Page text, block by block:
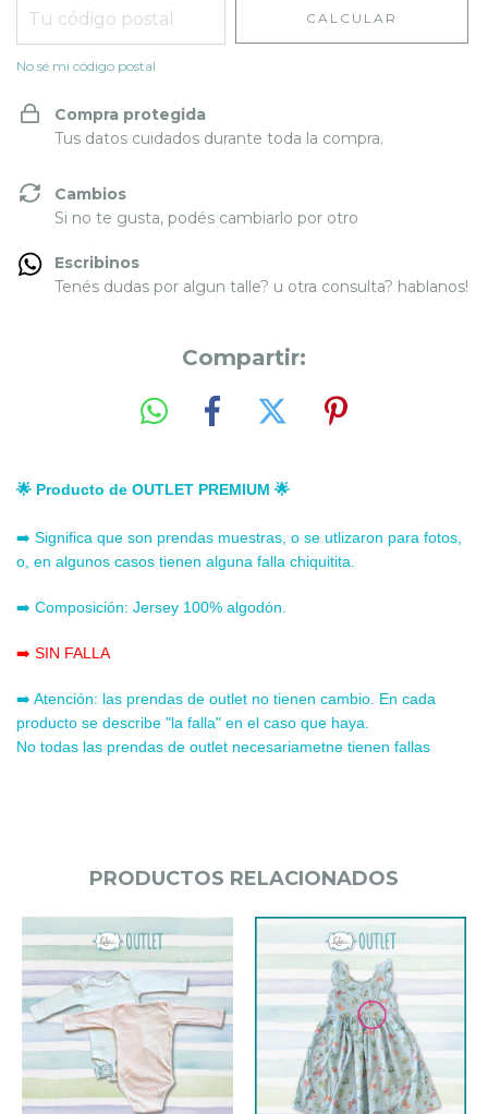
CALCULAR
No sé mi código postal
Compra protegida
Tus datos cuidados durante toda la compra.
Cambios
Si no te gusta, podés cambiarlo por otro
Escribinos
Tenés dudas por algun talle? u otra consulta? hablanos!
Compartir:
🌟 Producto de OUTLET PREMIUM 🌟
➡️ Significa que son prendas muestras, o se utlizaron para fotos,
o, en algunos casos tienen alguna falla chiquitita.
➡️ Composición: Jersey 100% algodón.
➡️ SIN FALLA
➡️ Atención: las prendas de outlet no tienen cambio. En cada
producto se describe "la falla" en el caso que haya.
No todas las prendas de outlet necesariametne tienen fallas
PRODUCTOS RELACIONADOS